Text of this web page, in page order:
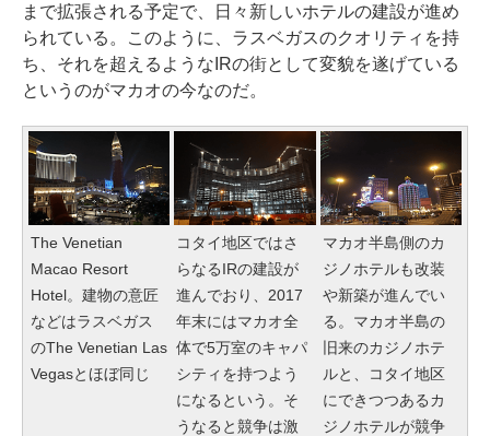
まで拡張される予定で、日々新しいホテルの建設が進め
られている。このように、ラスベガスのクオリティを持
ち、それを超えるようなIRの街として変貌を遂げている
というのがマカオの今なのだ。
The Venetian
Macao Resort
Hotel。建物の意匠
などはラスベガス
のThe Venetian Las
Vegasとほぼ同じ
コタイ地区ではさ
らなるIRの建設が
進んでおり、2017
年末にはマカオ全
体で5万室のキャパ
シティを持つよう
になるという。そ
うなると競争は激
マカオ半島側のカ
ジノホテルも改装
や新築が進んでい
る。マカオ半島の
旧来のカジノホテ
ルと、コタイ地区
にできつつあるカ
ジノホテルが競争